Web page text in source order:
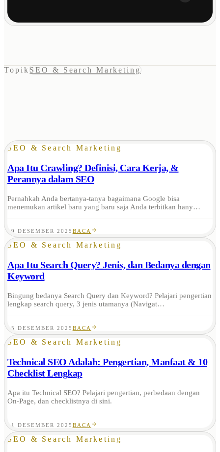
TopikSEO & Search Marketing
SEO & Search Marketing
Apa Itu Crawling? Definisi, Cara Kerja, &
Perannya dalam SEO
Pernahkah Anda bertanya-tanya bagaimana Google bisa
menemukan artikel baru yang baru saja Anda terbitkan hany…
19 DESEMBER 2025 BACA
SEO & Search Marketing
Apa Itu Search Query? Jenis, dan Bedanya dengan
Keyword
Bingung bedanya Search Query dan Keyword? Pelajari pengertian
lengkap search query, 3 jenis utamanya (Navigat…
15 DESEMBER 2025 BACA
SEO & Search Marketing
Technical SEO Adalah: Pengertian, Manfaat & 10
Checklist Lengkap
Apa itu Technical SEO? Pelajari pengertian, perbedaan dengan
On-Page, dan checklistnya di sini.
11 DESEMBER 2025 BACA
SEO & Search Marketing